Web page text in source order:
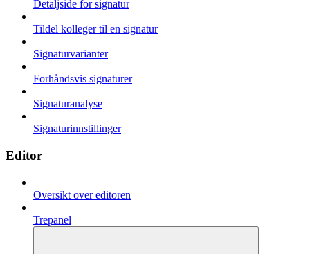
Detaljside for signatur
Tildel kolleger til en signatur
Signaturvarianter
Forhåndsvis signaturer
Signaturanalyse
Signaturinnstillinger
Editor
Oversikt over editoren
Trepanel